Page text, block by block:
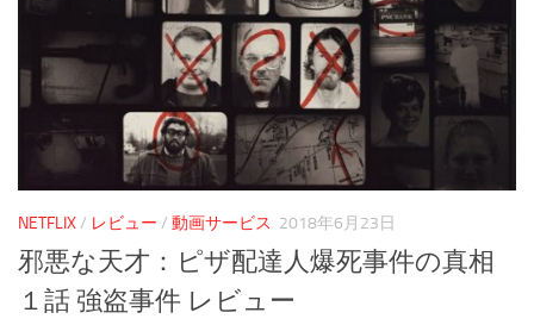
NETFLIX/ レビュー / 動画サービス 2018年6月23日
邪悪な天才：ピザ配達人爆死事件の真相
１話 強盗事件 レビュー